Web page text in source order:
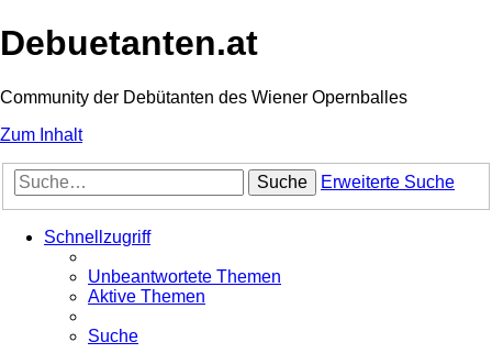
Debuetanten.at
Community der Debütanten des Wiener Opernballes
Zum Inhalt
Suche Erweiterte Suche
Schnellzugriff
Unbeantwortete Themen
Aktive Themen
Suche